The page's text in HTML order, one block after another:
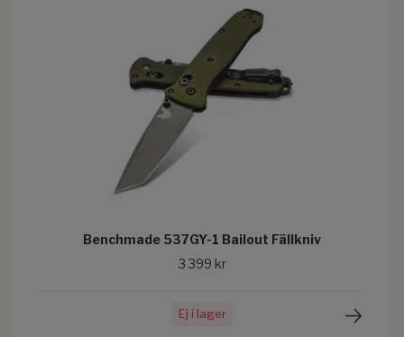
Benchmade 537GY-1 Bailout Fällkniv
3 399 kr
Ej i lager